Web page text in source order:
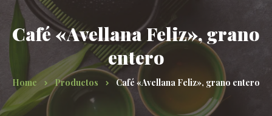
Café «Avellana Feliz», grano
entero
Home Productos Café «Avellana Feliz», grano entero